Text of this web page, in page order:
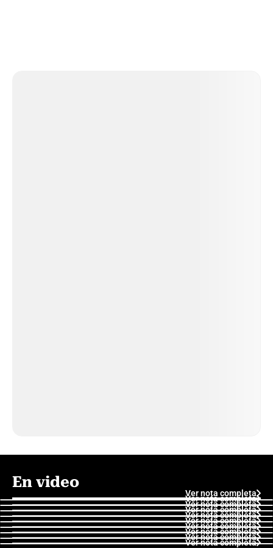
En video
Ver nota completa
Ver nota completa
Ver nota completa
Ver nota completa
Ver nota completa
Ver nota completa
Ver nota completa
Ver nota completa
Ver nota completa
Ver nota completa